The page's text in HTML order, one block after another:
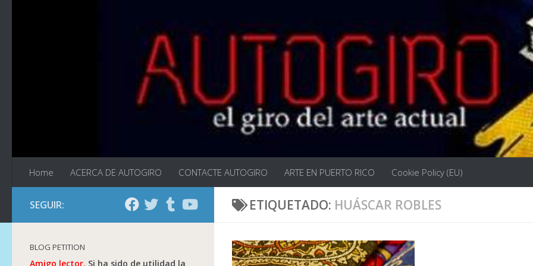
Home ACERCA DE AUTOGIRO CONTACTE AUTOGIRO ARTE EN PUERTO RICO Cookie Policy (EU)
ETIQUETADO: HUÁSCAR ROBLES
SEGUIR:
BLOG PETITION
Amigo lector. Si ha sido de utilidad la